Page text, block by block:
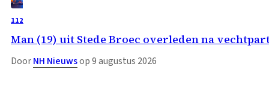
112
Man (19) uit Stede Broec overleden na
DoorNH Nieuwsop 9 augustus 2026